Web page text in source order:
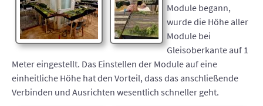
Module begann,
wurde die Höhe aller
Module bei
Gleisoberkante auf 1
Meter eingestellt. Das Einstellen der Module auf eine
einheitliche Höhe hat den Vorteil, dass das anschließende
Verbinden und Ausrichten wesentlich schneller geht.